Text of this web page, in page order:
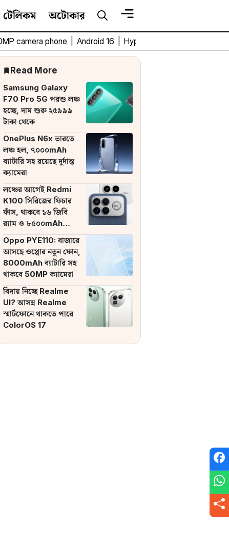
টেলিকম অটোকার
camera phone Android 16 HyperOS 3
Read More
Samsung Galaxy
F70 Pro 5G পরশু লঞ্চ
হচ্ছে, দাম শুরু ২৫৯৯৯
টাকা থেকে
OnePlus N6x ভারতে
লঞ্চ হল, ৭০০০mAh
ব্যাটারি সহ রয়েছে দুর্দান্ত
ক্যামেরা
লঞ্চের আগেই Redmi
K100 সিরিজের ফিচার
ফাঁস, থাকবে ১৬ জিবি
র‌্যাম ও ৮৫০০mAh
ব্যাটারি
Oppo PYE110: বাজারে
আসছে ওপ্পোর নতুন ফোন,
8000mAh ব্যাটারি সহ
থাকবে 50MP ক্যামেরা
বিদায় নিচ্ছে Realme
UI? আসন্ন Realme
স্মার্টফোনে থাকতে পারে
ColorOS 17